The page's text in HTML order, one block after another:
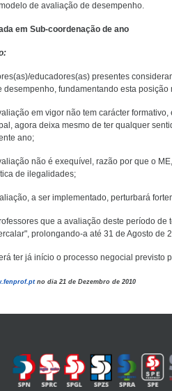
de avaliação de desempenho.
em Sub-coordenação de ano
educadores(as) presentes
desempenho, fundamentando esta posição
em vigor não tem carácter
agora deixa mesmo de ter qualquer
ano;
não é exequível, razão por que o
de ilegalidades;
a ser implementado, perturbará
que a avaliação deste período
prolongando-a até 31 de Agosto de
ter já início o processo negocial
no dia 21 de Dezembro de 2010